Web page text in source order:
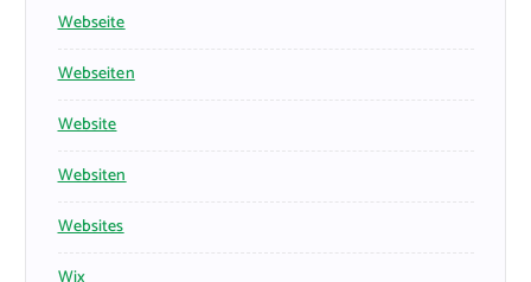
Webseite
Webseiten
Website
Websiten
Websites